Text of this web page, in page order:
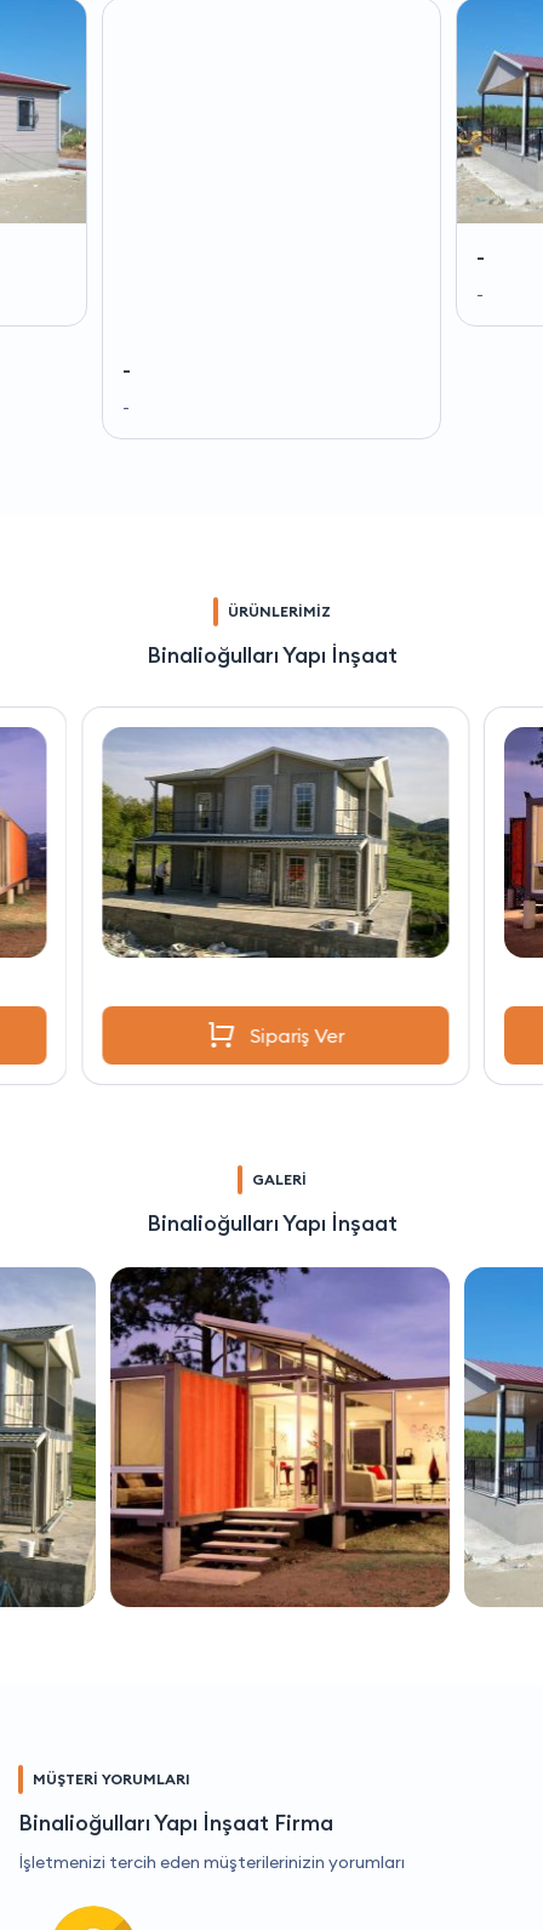
-
-
-
-
ÜRÜNLERİMİZ
Binalioğulları Yapı İnşaat
Sipariş Ver
GALERİ
Binalioğulları Yapı İnşaat
MÜŞTERİ YORUMLARI
Binalioğulları Yapı İnşaat Firma
İşletmenizi tercih eden müşterilerinizin yorumları